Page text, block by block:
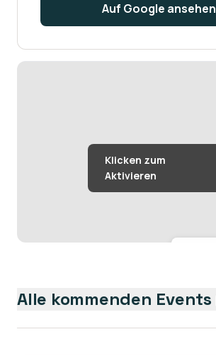
Auf Google ansehen
Alle kommenden Events